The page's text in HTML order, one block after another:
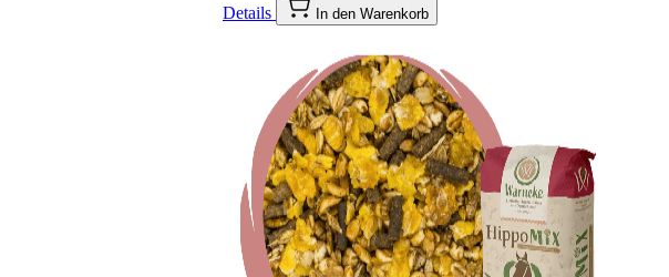
Details In den Warenkorb